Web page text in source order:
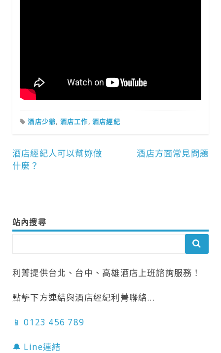
酒店少爺, 酒店工作, 酒店經紀
文
章
酒店經紀人可以幫妳做
什麼？
酒店方面常見問題
站內搜尋
利菁提供台北、台中、高雄酒店上班諮詢服務！
點擊下方連結與酒店經紀利菁聯絡...
📱 0123 456 789
🔔 Line連結